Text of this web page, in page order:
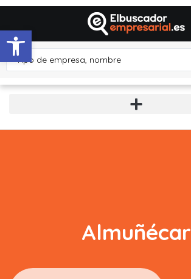
Abrir barra de herramientas
Almuñécar